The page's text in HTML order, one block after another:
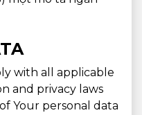
with all applicable
and privacy laws
Your personal data